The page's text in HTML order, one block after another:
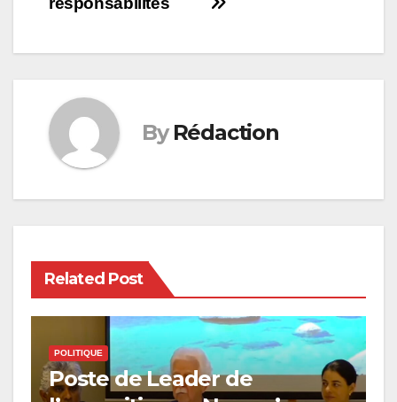
By Rédaction
Related Post
POLITIQUE
Poste de Leader de